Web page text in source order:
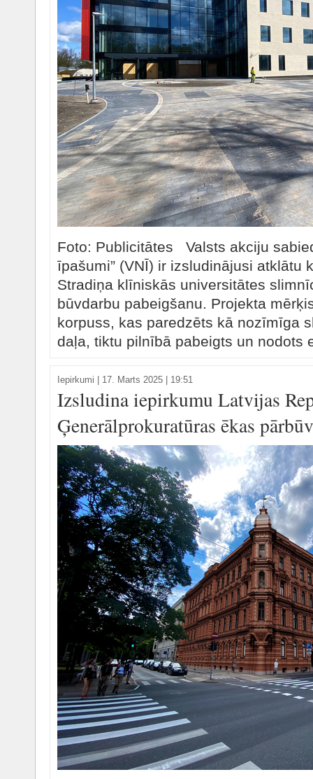
Foto: Publicitātes Valsts akciju
īpašumi” (VNĪ) ir izsludinājusi atklātu
Stradiņa klīniskās universitātes
būvdarbu pabeigšanu. Projekta
korpuss, kas paredzēts kā nozīmīga
daļa, tiktu pilnībā pabeigts un nodots
Iepirkumi 17. Marts 2025 | 19:51
Izsludina iepirkumu Latvijas
Ģenerālprokuratūras ēkas